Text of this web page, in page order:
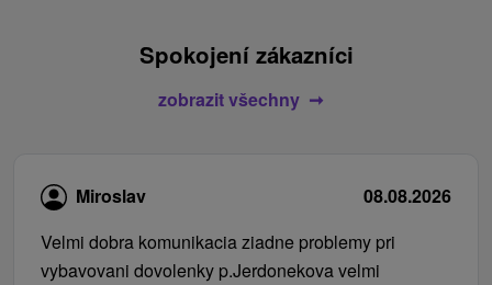
Spokojení zákazníci
zobrazit všechny
Miroslav
08.08.2026
Velmi dobra komunikacia ziadne problemy pri
vybavovani dovolenky p.Jerdonekova velmi